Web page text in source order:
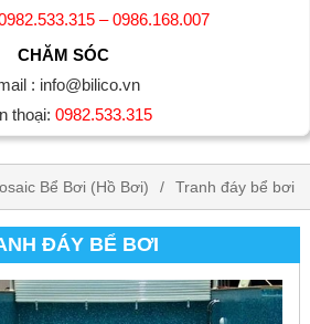
– 0986.168.007
CHĂM SÓC
: info@bilico.vn
thoại: 0982.533.315
Bể Bơi (Hồ Bơi) Tranh đáy bể bơi
ĐÁY BỂ BƠI